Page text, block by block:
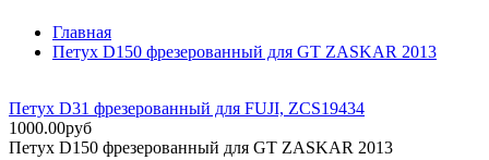
Главная
Петух D150 фрезерованный для GT ZASKAR 2013
Петух D31 фрезерованный для FUJI, ZCS19434
1000.00руб
Петух D150 фрезерованный для GT ZASKAR 2013